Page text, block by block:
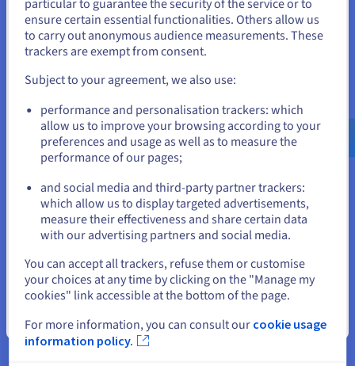
Deeplearning omringt ons ook en wordt langzaam maar zeker
een van de hoofdkenmerken van ons hedendaagse leven.
Natuurlijke taalverwerking
Natural Language Processing (NLP) of natuurlijke
taalverwerking is een kennisgebied dat zich richt op de
interactie tussen menselijke taal en computers. Mensen
krijgen vanaf hun geboorte constant taaltraining en
worden aan een groot aantal sociale omstandigheden
blootgesteld. Hierdoor ontwikkelen ze passende reacties
en persoonlijke uitdrukkingsvormen. Natuurlijke
dezelfde resultaten te bereiken door machines te trainen
taalkundige nuances te begrijpen om passende
communicatie te formuleren. Een van de belangrijkste
vertalen.
Deeplearning-modellen worden getraind op grote
bevinden.
Als je wilt bestellen vanuit [land], moet je de juiste website
doorbladeren en een account aanmaken.
us.ovhcloud.com/learn Engels USD - $
or
Blijf op de huidige website
Sluiten
particular to guarantee the security of the service or to
ensure certain essential functionalities. Others allow us
to carry out anonymous audience measurements. These
trackers are exempt from consent.
Subject to your agreement, we also use:
performance and personalisation trackers: which
allow us to improve your browsing according to your
preferences and usage as well as to measure the
performance of our pages;
and social media and third-party partner trackers:
which allow us to display targeted advertisements,
measure their effectiveness and share certain data
with our advertising partners and social media.
You can accept all trackers, refuse them or customise
your choices at any time by clicking on the "Manage my
cookies" link accessible at the bottom of the page.
For more information, you can consult our cookie usage
information policy.